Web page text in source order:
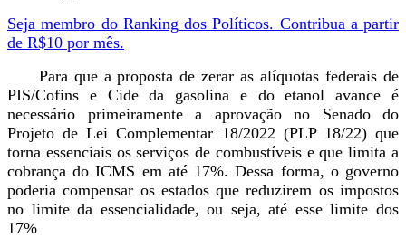
Seja membro do Ranking dos Políticos. Contribua a partir
de R$10 por mês.
Para que a proposta de zerar as alíquotas federais de
PIS/Cofins e Cide da gasolina e do etanol avance é
necessário primeiramente a aprovação no Senado do
Projeto de Lei Complementar 18/2022 (PLP 18/22) que
torna essenciais os serviços de combustíveis e que limita a
cobrança do ICMS em até 17%. Dessa forma, o governo
poderia compensar os estados que reduzirem os impostos
no limite da essencialidade, ou seja, até esse limite dos
17%